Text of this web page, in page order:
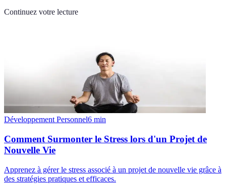
Continuez votre lecture
Développement Personnel6 min
Comment Surmonter le Stress lors d'un Projet de
Nouvelle Vie
Apprenez à gérer le stress associé à un projet de nouvelle vie grâce à
des stratégies pratiques et efficaces.